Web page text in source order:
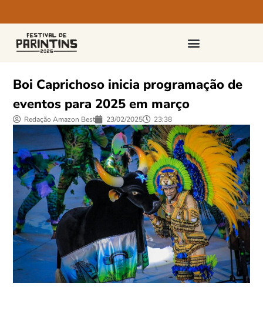
Boi Caprichoso inicia programação de
eventos para 2025 em março
Redação Amazon Best 23/02/2025 23:38